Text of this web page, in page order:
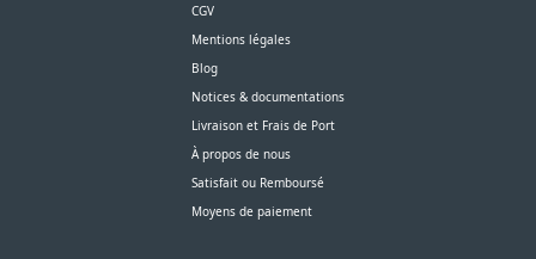
CGV
Mentions légales
Blog
Notices & documentations
Livraison et Frais de Port
À propos de nous
Satisfait ou Remboursé
Moyens de paiement